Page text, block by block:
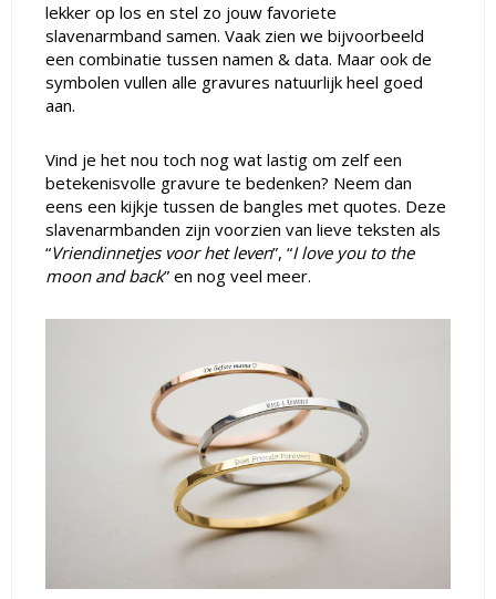
lekker op los en stel zo jouw favoriete
slavenarmband samen. Vaak zien we bijvoorbeeld
een combinatie tussen namen & data. Maar ook de
symbolen vullen alle gravures natuurlijk heel goed
aan.
Vind je het nou toch nog wat lastig om zelf een
betekenisvolle gravure te bedenken? Neem dan
eens een kijkje tussen de bangles met quotes. Deze
slavenarmbanden zijn voorzien van lieve teksten als
“Vriendinnetjes voor het leven”, “I love you to the
moon and back” en nog veel meer.